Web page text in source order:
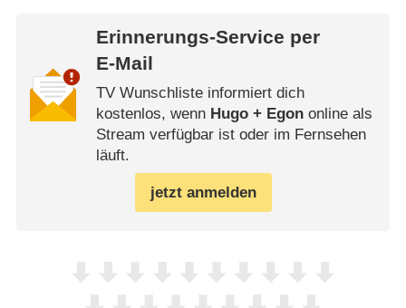
Erinnerungs-Service per
E-Mail
TV Wunschliste informiert dich
kostenlos, wenn Hugo + Egononline als
Stream verfügbar ist oder im Fernsehen
läuft.
jetzt anmelden